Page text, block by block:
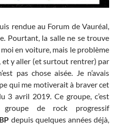
rendue au Forum de Vauréal,
Pourtant, la salle ne se trouve
moi en voiture, mais le problème
et y aller (et surtout rentrer) par
pas chose aisée. Je n’avais
qui me motiverait à braver cet
3 avril 2019. Ce groupe, c’est
de rock progressif
depuis quelques années déjà,